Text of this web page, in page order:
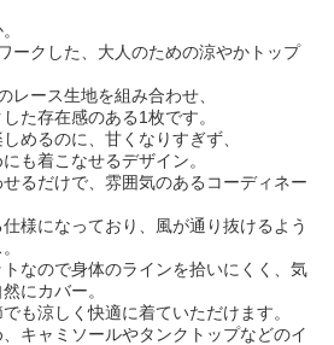
ークした、大人のための涼やかトップ
レース生地を組み合わせ、
た存在感のある1枚です。
めるのに、甘くなりすぎず、
も着こなせるデザイン。
るだけで、雰囲気のあるコーディネー
様になっており、風が通り抜けるよう
なので身体のラインを拾いにくく、気
にカバー。
も涼しく快適に着ていただけます。
キャミソールやタンクトップなどのイ